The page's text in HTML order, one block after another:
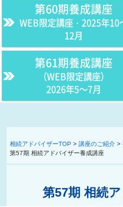
第60期養成講座
WEB限定講座・2025年10
12月
第61期養成講座
（WEB限定講座）
2026年5〜7月
相続アドバイザーTOP >講座のご紹介 >
第57期 相続アドバイザー養成講座
第57期 相続